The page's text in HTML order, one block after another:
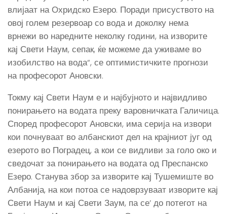
влијаат на Охридско Езеро. Поради присуството на
овој голем резервоар со вода и доколку нема
врнежи во наредните неколку години, на изворите
кај Свети Наум, сепак, ќе можеме да уживаме во
изобилство на вода“, се оптимистичките прогнози
на професорот Ановски.
Токму кај Свети Наум е и најбујното и највидливо
понирањето на водата преку варовничката Галичица.
Според професорот Ановски, има серија на извори
кои почнуваат во албанскиот дел на крајниот југ од
езерото во Поградец, а кои се видливи за голо око и
сведочат за понирањето на водата од Преспанско
Езеро. Станува збор за изворите кај Тушемиште во
Албанија, на кои потоа се надоврзуваат изворите кај
Свети Наум и кај Свети Заум, па се’ до потегот на